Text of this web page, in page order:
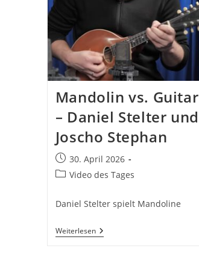
Mandolin vs. Guitar
– Daniel Stelter und
Joscho Stephan
Beitrag
veröffentlicht:
30. April 2026
Beitrags-
Video des Tages
Daniel Stelter spielt Mandoline
WeiterlesenMandolin
Vs.